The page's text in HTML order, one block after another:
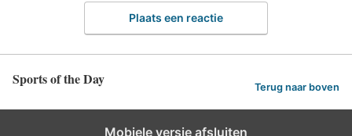
Plaats een reactie
Sports of the Day Terug naar boven
Mobiele versie afsluiten